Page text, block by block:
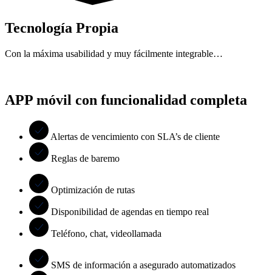
Tecnología Propia
Con la máxima usabilidad y muy fácilmente integrable…
APP móvil con funcionalidad completa
Alertas de vencimiento con SLA’s de cliente
Reglas de baremo
Optimización de rutas
Disponibilidad de agendas en tiempo real
Teléfono, chat, videollamada
SMS de información a asegurado automatizados